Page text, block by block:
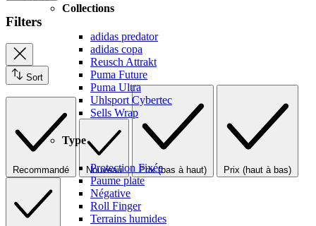
Collections
adidas predator
adidas copa
Reusch Attrakt
Puma Future
Puma Ultra
Uhlsport Cybertec
Sells Wrap
Type
Protection Fixée
Paume plate
Négative
Roll Finger
Terrains humides
Filters
Sort
Recommandé Nouveau Prix (bas à haut) Prix (haut à bas)